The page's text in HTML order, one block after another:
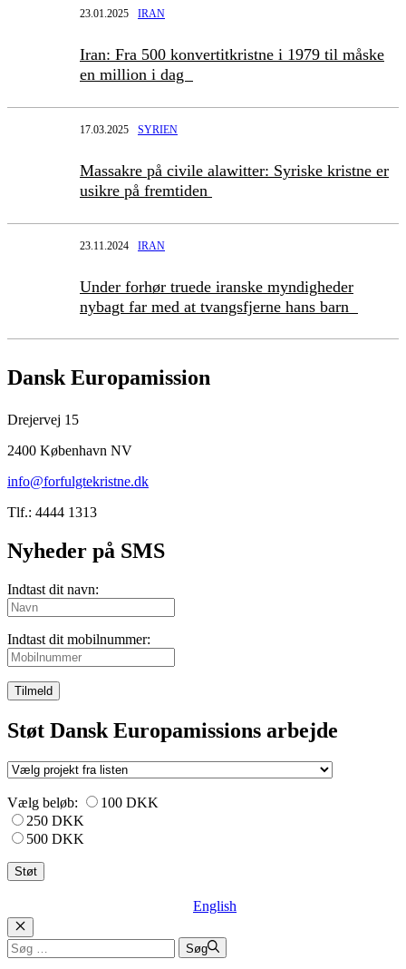
23.01.2025 IRAN
Iran: Fra 500 konvertitkristne i 1979 til måske
en million i dag
17.03.2025 SYRIEN
Massakre på civile alawitter: Syriske kristne er
usikre på fremtiden
23.11.2024 IRAN
Under forhør truede iranske myndigheder
nybagt far med at tvangsfjerne hans barn
Dansk Europamission
Drejervej 15
2400 København NV
info@forfulgtekristne.dk
Tlf.: 4444 1313
Nyheder på SMS
Indtast dit navn:
Indtast dit mobilnummer:
Tilmeld
Støt Dansk Europamissions arbejde
Vælg beløb:
100 DKK
250 DKK
500 DKK
English
Luk
Søg
efter:
Søg